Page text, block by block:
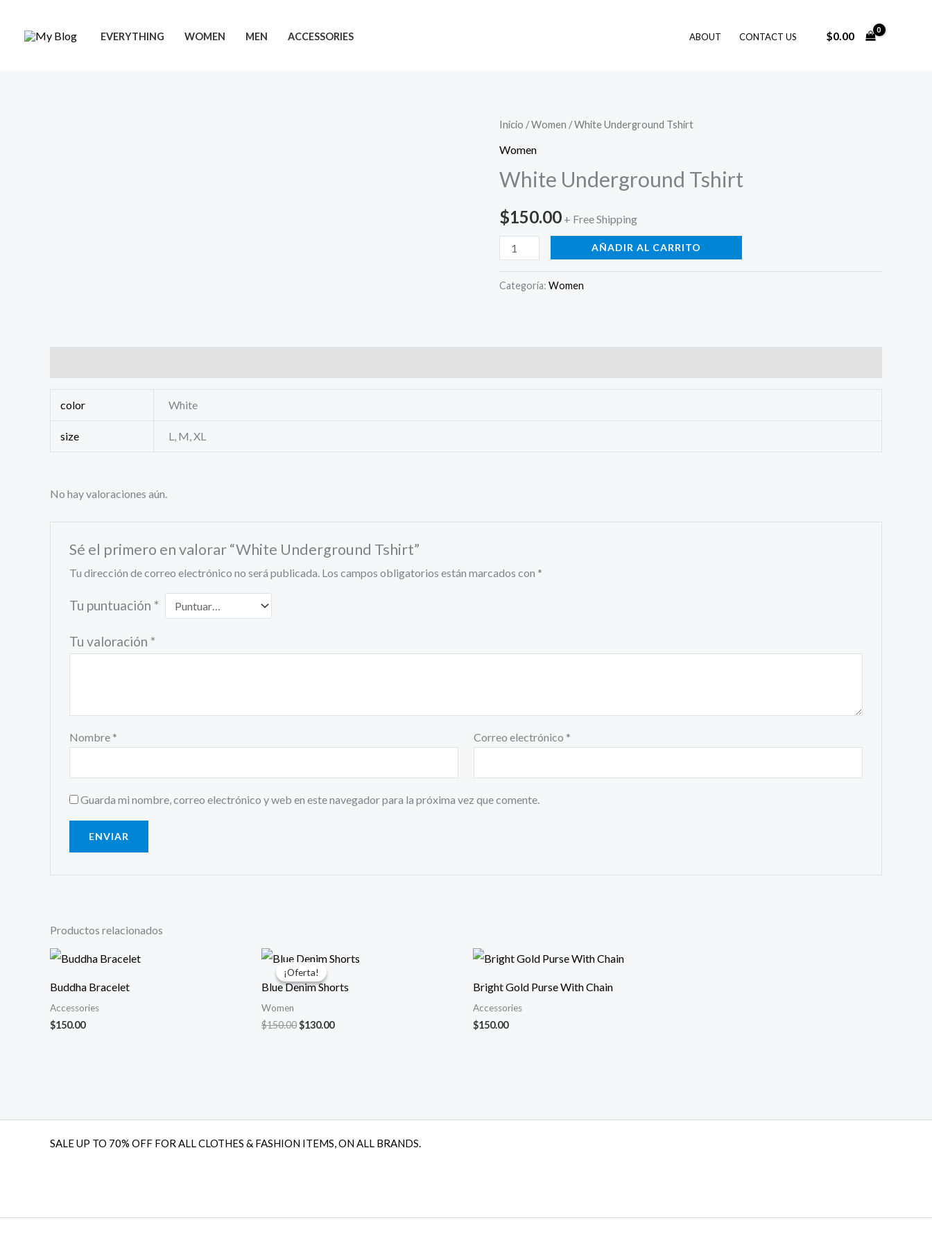
EVERYTHING WOMEN MEN ACCESSORIES ABOUT CONTACT US $0.00
Inicio /Women / White Underground Tshirt
Women
White Underground Tshirt
$150.00 + Free Shipping
White
Underground
cantidad
AÑADIR AL CARRITO
Categoría: Women
color White
size L, M, XL
No hay valoraciones aún.
Sé el primero en valorar “White Underground Tshirt”
Tu dirección de correo electrónico no será publicada. Los campos obligatorios están marcados con *
Tu puntuación *
Tu valoración *
Nombre * Correo electrónico *
Guarda mi nombre, correo electrónico y web en este navegador para la próxima vez que comente.
Productos relacionados
Buddha Bracelet
Accessories
$150.00
¡Oferta!
¡Oferta!
Blue Denim Shorts
Women
$150.00
El
precio
original
era:
$130.00
El
precio
es:
Bright Gold Purse With Chain
Accessories
$150.00
SALE UP TO 70% OFF FOR ALL CLOTHES & FASHION ITEMS, ON ALL BRANDS.